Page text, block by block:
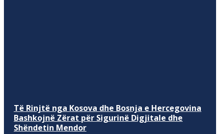
Të Rinjtë nga Kosova dhe Bosnja e Hercegovina
Bashkojnë Zërat për Sigurinë Digjitale dhe
Shëndetin Mendor